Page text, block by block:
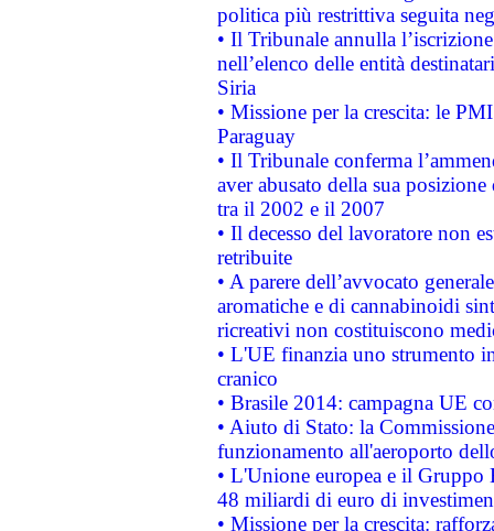
politica più restrittiva seguita
• Il Tribunale annulla
nell’elenco delle entità
Siria
• Missione per la crescita: le
Paraguay
• Il Tribunale conferma
aver abusato della sua
tra il 2002 e il 2007
• Il decesso del lavoratore non
retribuite
• A parere dell’avvocato
aromatiche e di cannabinoidi
ricreativi non costituiscono
• L'UE finanzia uno strumento
cranico
• Brasile 2014: campagna UE
• Aiuto di Stato: la
funzionamento all'aeroporto
• L'Unione europea e il
48 miliardi di euro di
• Missione per la crescita: